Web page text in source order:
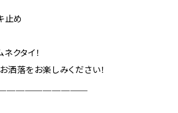
止め
クタイ！
洒落をお楽しみください！